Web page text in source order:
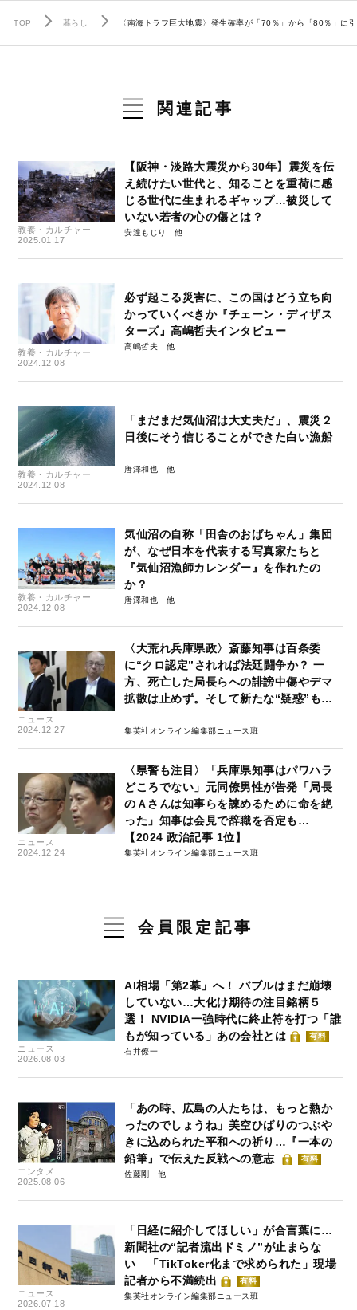
TOP 暮らし 〈南海トラフ巨大地震〉発生確率が「70％」から「80％」
関連記事
教養・カルチャー
2025.01.17
【阪神・淡路大震災から30年】震災を伝
え続けたい世代と、知ることを重荷に感
じる世代に生まれるギャップ…被災して
いない若者の心の傷とは？
安達もじり
教養・カルチャー
2024.12.08
必ず起こる災害に、この国はどう立ち向
かっていくべきか『チェーン・ディザス
ターズ』高嶋哲夫インタビュー
高嶋哲夫
教養・カルチャー
2024.12.08
「まだまだ気仙沼は大丈夫だ」、震災２
日後にそう信じることができた白い漁船
唐澤和也
教養・カルチャー
2024.12.08
気仙沼の自称「田舎のおばちゃん」集団
が、なぜ日本を代表する写真家たちと
『気仙沼漁師カレンダー』を作れたの
か？
唐澤和也
ニュース
2024.12.27
〈大荒れ兵庫県政〉斎藤知事は百条委
に“クロ認定”されれば法廷闘争か？ 一
方、死亡した局長らへの誹謗中傷やデマ
拡散は止めず。そして新たな“疑惑”も…
集英社オンライン編集部ニュース班
ニュース
2024.12.24
〈県警も注目〉「兵庫県知事はパワハラ
どころでない」元同僚男性が告発「局長
のＡさんは知事らを諫めるために命を絶
った」知事は会見で辞職を否定も…
【2024 政治記事 1位】
集英社オンライン編集部ニュース班
会員限定記事
ニュース
2026.08.03
AI相場「第2幕」へ！ バブルはまだ崩壊
していない…大化け期待の注目銘柄５
選！ NVIDIA一強時代に終止符を打つ「誰
もが知っている」あの会社とは
有料
石井僚一
エンタメ
2025.08.06
「あの時、広島の人たちは、もっと熱か
ったのでしょうね」美空ひばりのつぶや
きに込められた平和への祈り…『一本の
鉛筆』で伝えた反戦への意志
有料
佐藤剛
ニュース
2026.07.18
「日経に紹介してほしい」が合言葉に…
新聞社の“記者流出ドミノ”が止まらな
い 「TikToker化まで求められた」現場
記者から不満続出
有料
集英社オンライン編集部ニュース班